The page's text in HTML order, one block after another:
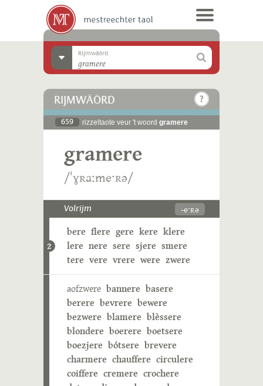
Rijmwäörd
RIJMWÄÖRD
659 rizzeltaote veur 't woord gramere
gramere
/ˈɣʀaːmeˑʀə/
Volrijm -eˑʀə
2
bere flere gere kere klere
lere nere sere sjere smere
tere vere vrere were zwere
aofzwere bannere basere
berere bevrere bewere
bezwere blamere blèssere
blondere boerere boetsere
boezjere bótsere brevere
charmere chauffere circulere
coiffere cremere crochere